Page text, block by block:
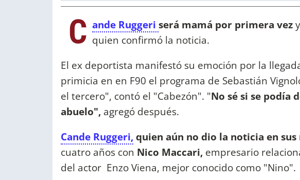
C ande Ruggeri será mamá por primera vez
quien confirmó la noticia.
El ex deportista manifestó su emoción por la
primicia en en F90 el programa de Sebastián
el tercero", contó el "Cabezón". "No sé si se podía
abuelo", agregó después.
Cande Ruggeri,quien aún no dio la noticia en sus
cuatro años con Nico Maccari, empresario
del actor Enzo Viena, mejor conocido como "Nino".